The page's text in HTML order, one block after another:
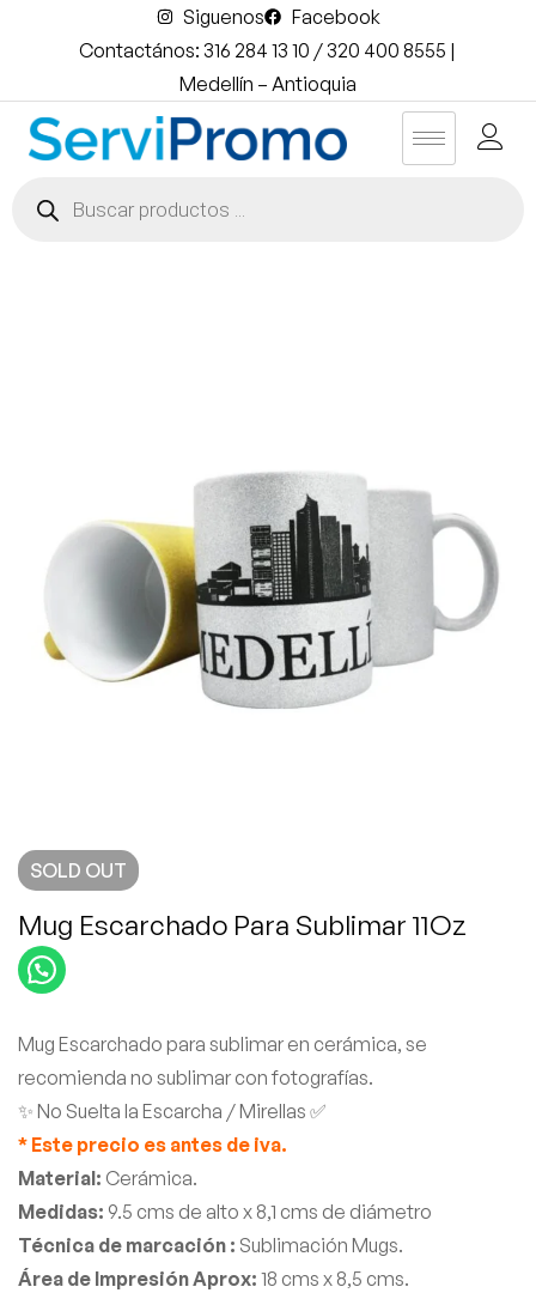
Siguenos
Facebook
Contactános: 316 284 13 10 / 320 400 8555 |
Medellín – Antioquia
SOLD OUT
Mug Escarchado Para Sublimar 11Oz
Mug Escarchado para sublimar en cerámica, se
recomienda no sublimar con fotografías.
✨ No Suelta la Escarcha / Mirellas ✅
* Este precio es antes de iva.
Material: Cerámica.
Medidas: 9.5 cms de alto x 8,1 cms de diámetro
Técnica de marcación : Sublimación Mugs.
Área de Impresión Aprox: 18 cms x 8,5 cms.